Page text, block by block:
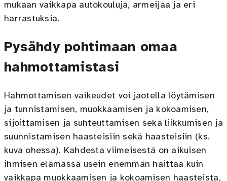
mukaan vaikkapa autokouluja, armeijaa ja eri
harrastuksia.
Pysähdy pohtimaan omaa
hahmottamistasi
Hahmottamisen vaikeudet voi jaotella löytämisen
ja tunnistamisen, muokkaamisen ja kokoamisen,
sijoittamisen ja suhteuttamisen sekä liikkumisen ja
suunnistamisen haasteisiin sekä haasteisiin (ks.
kuva ohessa). Kahdesta viimeisestä on aikuisen
ihmisen elämässä usein enemmän haittaa kuin
vaikkapa muokkaamisen ja kokoamisen haasteista,